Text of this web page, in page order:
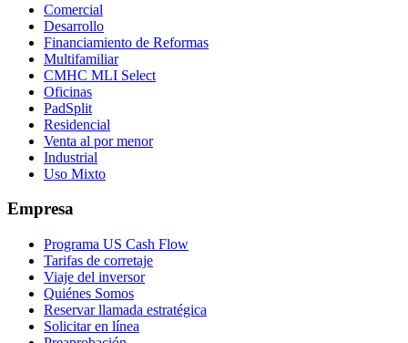
Comercial
Desarrollo
Financiamiento de Reformas
Multifamiliar
CMHC MLI Select
Oficinas
PadSplit
Residencial
Venta al por menor
Industrial
Uso Mixto
Empresa
Programa US Cash Flow
Tarifas de corretaje
Viaje del inversor
Quiénes Somos
Reservar llamada estratégica
Solicitar en línea